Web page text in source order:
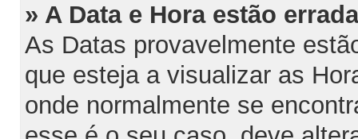
» A Data e Hora estão
As Datas provavelmente
que esteja a visualizar as
onde normalmente se